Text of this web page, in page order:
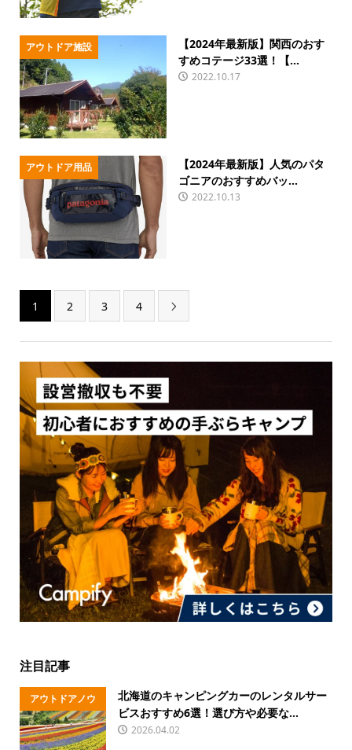
アウトドア施設
【2024年最新版】関西のおす
すめコテージ33選！【...
2022.10.17
アウトドア用品
【2024年最新版】人気のパタ
ゴニアのおすすめバッ...
2022.10.13
1 2 3 4 
注目記事
アウトドアノウ
ハウ
北海道のキャンピングカーのレンタルサー
ビスおすすめ6選！選び方や必要な...
2026.04.02